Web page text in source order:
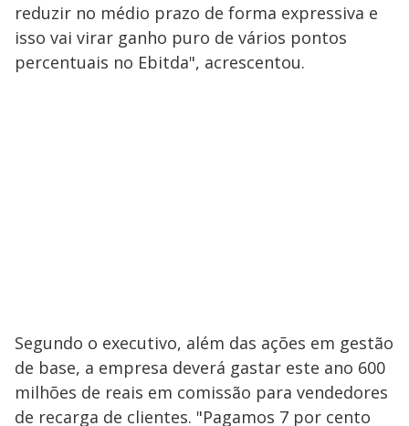
reduzir no médio prazo de forma expressiva e
isso vai virar ganho puro de vários pontos
percentuais no Ebitda", acrescentou.
Segundo o executivo, além das ações em gestão
de base, a empresa deverá gastar este ano 600
milhões de reais em comissão para vendedores
de recarga de clientes. "Pagamos 7 por cento